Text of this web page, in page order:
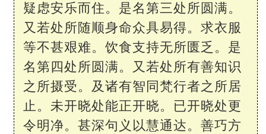
疑虑安乐而住。是名第三处所圆满。
又若处所随顺身命众具易得。求衣服
等不甚艰难。饮食支持无所匮乏。是
名第四处所圆满。又若处所有善知识
之所摄受。及诸有智同梵行者之所居
止。未开晓处能正开晓。已开晓处更
令明净。甚深句义以慧通达。善巧方